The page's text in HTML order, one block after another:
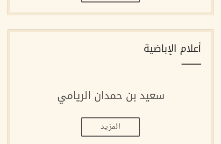
أعلام الإباضية
سعيد بن حمدان الريامي
المزيد